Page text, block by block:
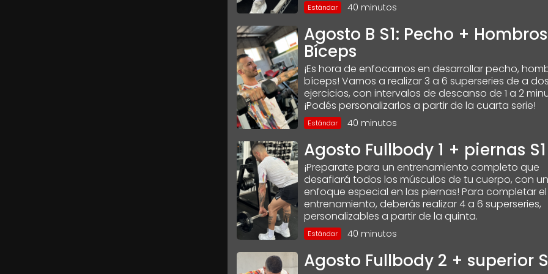
Estándar 40 minutos
Agosto B S1: Pecho +
Bíceps
¡Es hora de enfocarnos en desarrollar pecho,
bíceps! Vamos a realizar 3 a 6 superseries de a dos
ejercicios, con intervalos de descanso de 1 a 2
¡Podés personalizarlos a partir de la cuarta serie!
Estándar 40 minutos
Agosto Fullbody 1 + piernas S1
¡Preparate para un entrenamiento completo que
desafiará todos los músculos de tu cuerpo, con un
enfoque especial en las piernas! Para completar el
entrenamiento, deberás realizar 4 a 6 superseries,
personalizables a partir de la quinta.
Estándar 40 minutos
Agosto Fullbody 2 + superior